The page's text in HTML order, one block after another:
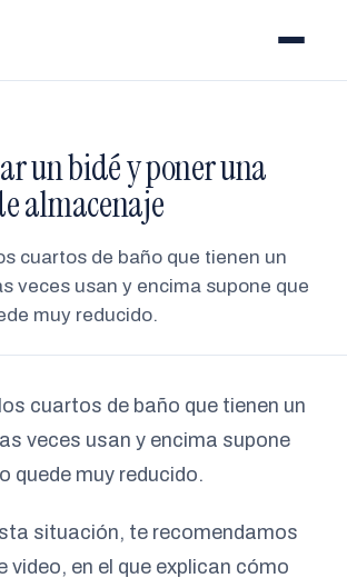
un bidé y poner una
almacenaje
cuartos de baño que tienen un
veces usan y encima supone que
muy reducido.
cuartos de baño que tienen un
veces usan y encima supone
quede muy reducido.
situación, te recomendamos
video, en el que explican cómo